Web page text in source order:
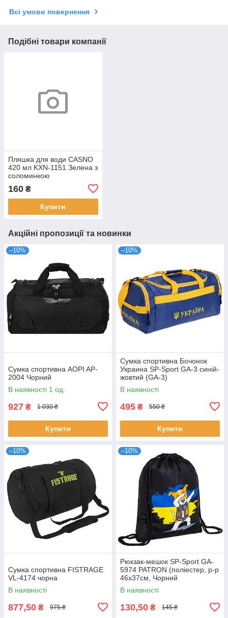
Всі умови повернення
Подібні товари компанії
Пляшка для води CASNO
420 мл KXN-1151 Зелена з
соломинкою
160 ₴
Купити
Акційні пропозиції та новинки
–10%
Сумка спортивна AOPI AP-
2004 Чорний
В наявності 1 од.
927 ₴ 1 030 ₴
Купити
–10%
Сумка спортивна Бочонок
Украина SP-Sport GA-3 синій-
жовтий (GA-3)
В наявності
495 ₴ 550 ₴
Купити
–10%
Сумка спортивна FISTRAGE
VL-4174 чорна
В наявності
877,50 ₴ 975 ₴
–10%
Рюкзак-мешок SP-Sport GA-
5974 PATRON (поліестер, р-р
46х37см, Чорний
В наявності
130,50 ₴ 145 ₴